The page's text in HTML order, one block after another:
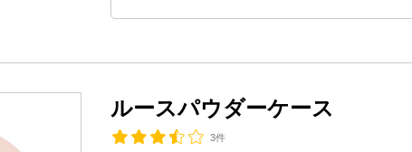
ルースパウダーケース
3件